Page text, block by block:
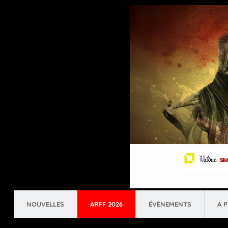
NOUVELLES ARFF 2026 ÉVÈNEMENTS A